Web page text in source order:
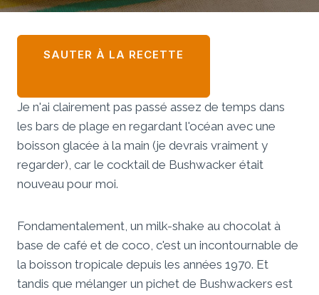
SAUTER À LA RECETTE
Je n'ai clairement pas passé assez de temps dans
les bars de plage en regardant l'océan avec une
boisson glacée à la main (je devrais vraiment y
regarder), car le cocktail de Bushwacker était
nouveau pour moi.
Fondamentalement, un milk-shake au chocolat à
base de café et de coco, c'est un incontournable de
la boisson tropicale depuis les années 1970. Et
tandis que mélanger un pichet de Bushwackers est